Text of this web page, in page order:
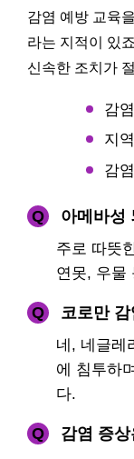
감염 예방 교육
라는 지적이 있
신속한 조치가
감
지
감
Q 아메바성
주로 따뜻
연못, 우물
Q 코로만
네, 네글레
에 침투하
다.
Q 감염 증